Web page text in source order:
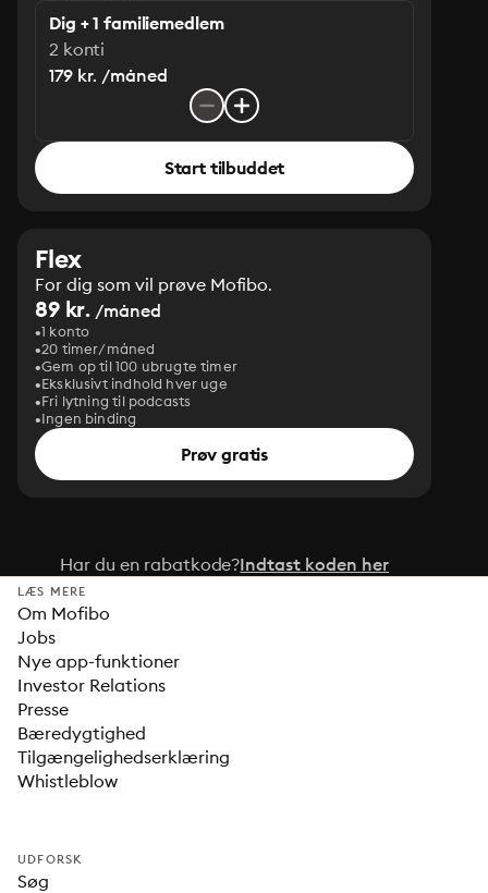
Dig + 1 familiemedlem
2 konti
179 kr. /måned
Start tilbuddet
Flex
For dig som vil prøve Mofibo.
89 kr. /måned
1 konto
20 timer/måned
Gem op til 100 ubrugte timer
Eksklusivt indhold hver uge
Fri lytning til podcasts
Ingen binding
Prøv gratis
Har du en rabatkode?Indtast koden her
LÆS MERE
Om Mofibo
Jobs
Nye app-funktioner
Investor Relations
Presse
Bæredygtighed
Tilgængelighedserklæring
Whistleblow
UDFORSK
Søg